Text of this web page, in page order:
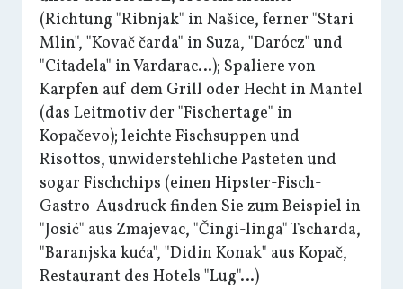
(Richtung "Ribnjak" in Našice, ferner "Stari
Mlin", "Kovač čarda" in Suza, "Darócz" und
"Citadela" in Vardarac…); Spaliere von
Karpfen auf dem Grill oder Hecht in Mantel
(das Leitmotiv der "Fischertage" in
Kopačevo); leichte Fischsuppen und
Risottos, unwiderstehliche Pasteten und
sogar Fischchips (einen Hipster-Fisch-
Gastro-Ausdruck finden Sie zum Beispiel in
"Josić" aus Zmajevac, "Čingi-linga" Tscharda,
"Baranjska kuća", "Didin Konak" aus Kopač,
Restaurant des Hotels "Lug"…)